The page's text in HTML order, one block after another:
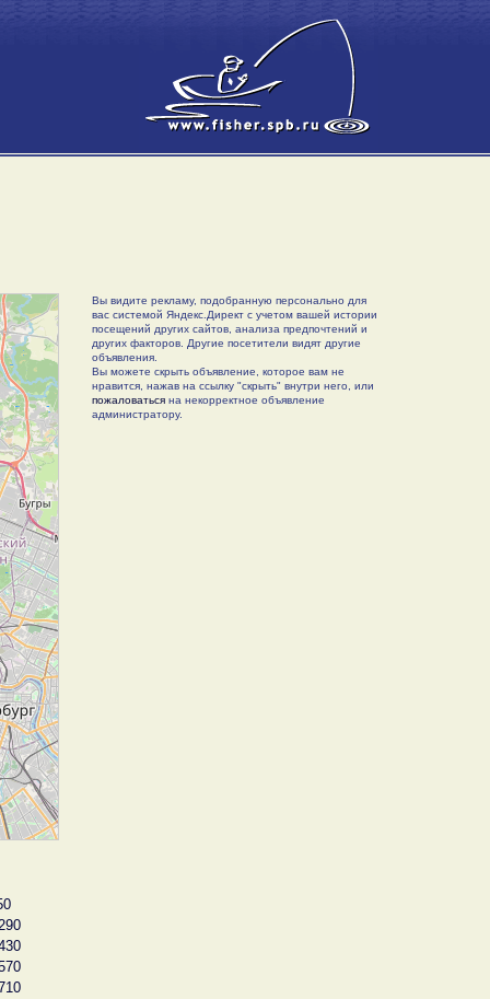
Вы видите рекламу, подобранную персонально для
вас системой Яндекс.Директ с учетом вашей истории
посещений других сайтов, анализа предпочтений и
других факторов. Другие посетители видят другие
объявления.
Вы можете скрыть объявление, которое вам не
нравится, нажав на ссылку "скрыть" внутри него, или
пожаловатьсяна некорректное объявление
администратору.